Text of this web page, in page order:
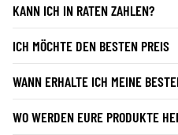
KANN ICH IN RATEN ZAHLEN?
ICH MÖCHTE DEN BESTEN PREIS
WANN ERHALTE ICH MEINE
WO WERDEN EURE PRODUKTE